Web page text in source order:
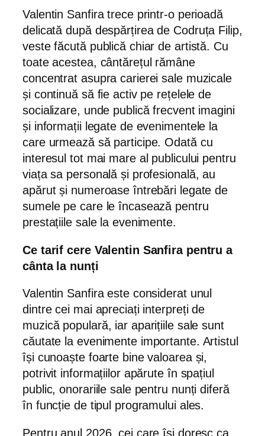
Valentin Sanfira trece printr-o perioadă
delicată după despărțirea de Codruța Filip,
veste făcută publică chiar de artistă. Cu
toate acestea, cântărețul rămâne
concentrat asupra carierei sale muzicale
și continuă să fie activ pe rețelele de
socializare, unde publică frecvent imagini
și informații legate de evenimentele la
care urmează să participe. Odată cu
interesul tot mai mare al publicului pentru
viața sa personală și profesională, au
apărut și numeroase întrebări legate de
sumele pe care le încasează pentru
prestațiile sale la evenimente.
Ce tarif cere Valentin Sanfira pentru a
cânta la nunți
Valentin Sanfira este considerat unul
dintre cei mai apreciați interpreți de
muzică populară, iar aparițiile sale sunt
căutate la evenimente importante. Artistul
își cunoaște foarte bine valoarea și,
potrivit informațiilor apărute în spațiul
public, onorariile sale pentru nunți diferă
în funcție de tipul programului ales.
Pentru anul 2026, cei care își doresc ca